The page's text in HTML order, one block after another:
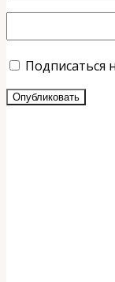
Подписаться
Опубликовать